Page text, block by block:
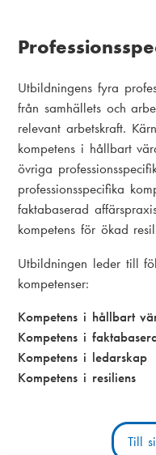
Utbildningens fyra
från samhällets och
relevant arbetskraft.
kompetens i hållbart
övriga
professionsspecifika
faktabaserad
kompetens för ökad
Utbildningen leder till
kompetenser:
Kompetens i hållbart
Kompetens i
Kompetens i ledarskap
Kompetens i resiliens
Till